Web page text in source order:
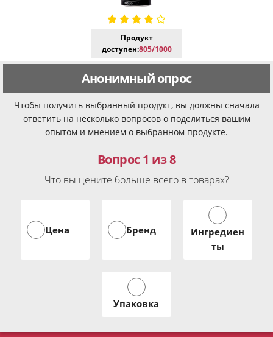
Продукт
доступен:805/1000
Анонимный опрос
Чтобы получить выбранный продукт, вы должны сначала
ответить на несколько вопросов о поделиться вашим
опытом и мнением о выбранном продукте.
Вопрос 1 из 8
Что вы цените больше всего в товарах?
Цена Бренд
Ингредиен
ты
Упаковка